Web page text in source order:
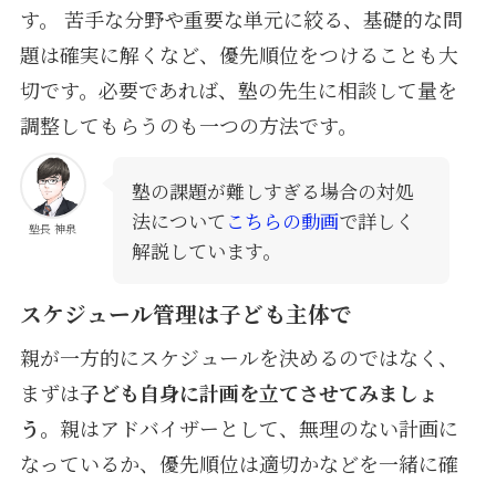
す。 苦手な分野や重要な単元に絞る、基礎的な問
題は確実に解くなど、優先順位をつけることも大
切です。必要であれば、塾の先生に相談して量を
調整してもらうのも一つの方法です。
塾長 神泉
塾の課題が難しすぎる場合の対処
法についてこちらの動画で詳しく
解説しています。
スケジュール管理は子ども主体で
親が一方的にスケジュールを決めるのではなく、
まずは子ども自身に計画を立てさせてみましょ
う。 親はアドバイザーとして、無理のない計画に
なっているか、優先順位は適切かなどを一緒に確